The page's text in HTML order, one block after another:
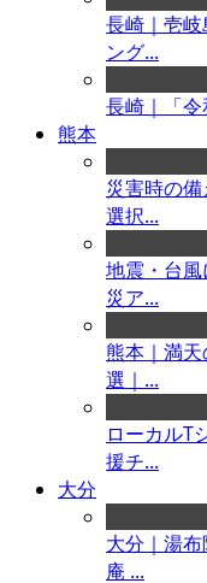
長崎｜壱
ング...
長崎｜「
熊本
災害時の
選択...
地震・台
災ア...
熊本｜満
選｜...
ローカルT
援チ...
大分
大分｜湯
庵 ...